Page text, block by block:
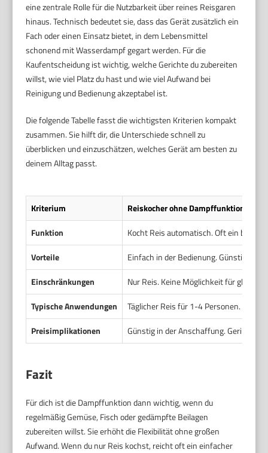
eine zentrale Rolle für die Nutzbarkeit über reines Reisgaren
hinaus. Technisch bedeutet sie, dass das Gerät zusätzlich ein
Fach oder einen Einsatz bietet, in dem Lebensmittel
schonend mit Wasserdampf gegart werden. Für die
Kaufentscheidung ist wichtig, welche Gerichte du zubereiten
willst, wie viel Platz du hast und wie viel Aufwand bei
Reinigung und Bedienung akzeptabel ist.
Die folgende Tabelle fasst die wichtigsten Kriterien kompakt
zusammen. Sie hilft dir, die Unterschiede schnell zu
überblicken und einzuschätzen, welches Gerät am besten zu
deinem Alltag passt.
Kriterium
Reiskocher ohne Dampffunktion
Funktion
Kocht Reis automatisch. Oft ein bis
Vorteile
Einfach in der Bedienung. Günstig.
Einschränkungen
Nur Reis. Keine Möglichkeit für
Typische Anwendungen
Täglicher Reis für 1-4 Personen.
Preisimplikationen
Günstig in der Anschaffung. Geringe
Fazit
Für dich ist die Dampffunktion dann wichtig, wenn du
regelmäßig Gemüse, Fisch oder gedämpfte Beilagen
zubereiten willst. Sie erhöht die Flexibilität ohne großen
Aufwand. Wenn du nur Reis kochst, reicht oft ein einfacher